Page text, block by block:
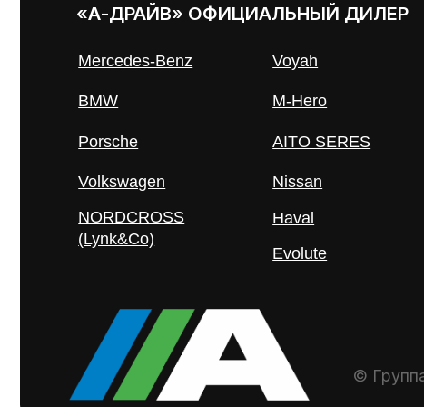
Представленные на сайте материалы и условия носят
положениями ст. 437 Гражданского кодекса РФ. Для
специалистам.
Evolute